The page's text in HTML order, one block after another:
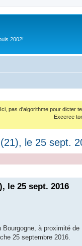
2002!
Ici, pas d'algorithme pour dicter
Excerce
le 25 sept.
le 25 sept. 2016
à proximité
25 septembre 2016.